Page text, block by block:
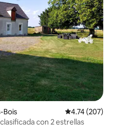
Bois Calificación
4.74 (207)
les souches casa de campo clasificada con 2 estrellas